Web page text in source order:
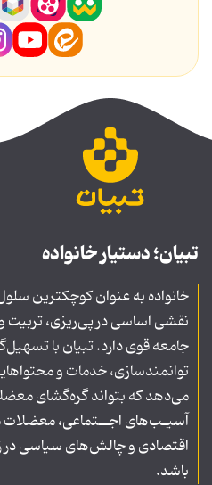
تبیان؛ دستیار خانواده
خانواده به عنوان کوچکترین
نقشی اساسی در پی‌ریزی،
جامعه قوی دارد. تبیان با
توانمندسازی، خدمات و محتواهایی
می‌دهد که بتواند گره‌گشای
آسیـب‌های اجــتماعی،
اقتصادی و چالش‌های سیاسی در
باشد.